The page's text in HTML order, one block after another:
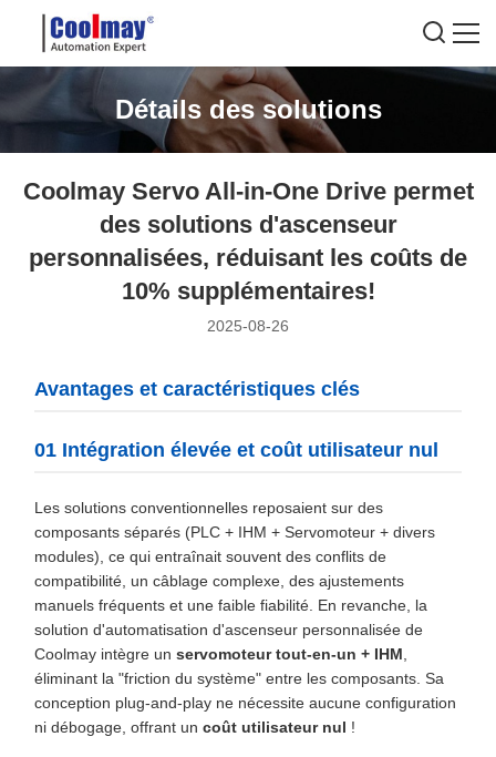
Détails des solutions
Coolmay Servo All-in-One Drive permet
des solutions d'ascenseur
personnalisées, réduisant les coûts de
10% supplémentaires!
2025-08-26
Avantages et caractéristiques clés
01 Intégration élevée et coût utilisateur nul
Les solutions conventionnelles reposaient sur des
composants séparés (PLC + IHM + Servomoteur + divers
modules), ce qui entraînait souvent des conflits de
compatibilité, un câblage complexe, des ajustements
manuels fréquents et une faible fiabilité. En revanche, la
solution d'automatisation d'ascenseur personnalisée de
Coolmay intègre un servomoteur tout-en-un + IHM
éliminant la "friction du système" entre les composants. Sa
conception plug-and-play ne nécessite aucune configuration
ni débogage, offrant un coût utilisateur nul !